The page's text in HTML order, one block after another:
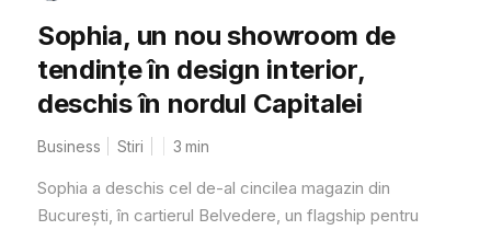
Sophia, un nou showroom de
tendințe în design interior,
deschis în nordul Capitalei
Business Stiri 3 min
Sophia a deschis cel de-al cincilea magazin din
București, în cartierul Belvedere, un flagship pentru